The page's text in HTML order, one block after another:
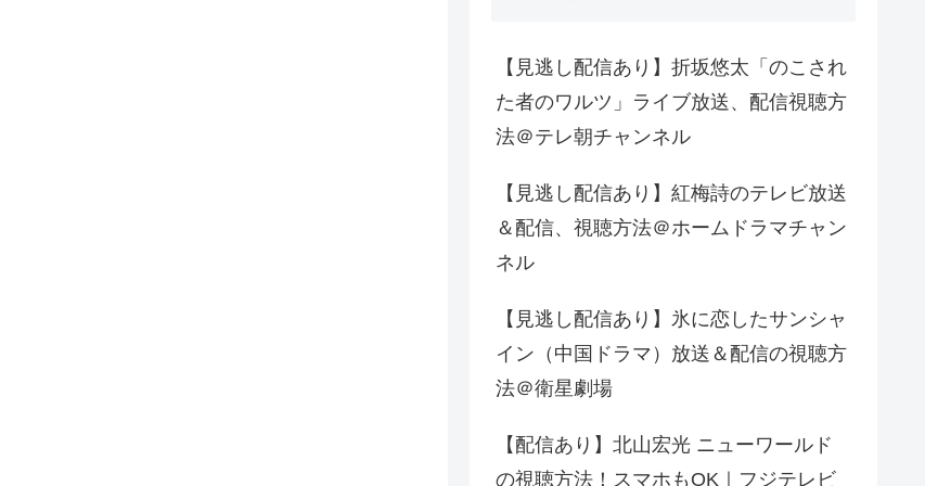
【見逃し配信あり】折坂悠太「のこされ
た者のワルツ」ライブ放送、配信視聴方
法＠テレ朝チャンネル
【見逃し配信あり】紅梅詩のテレビ放送
＆配信、視聴方法＠ホームドラマチャン
ネル
【見逃し配信あり】氷に恋したサンシャ
イン（中国ドラマ）放送＆配信の視聴方
法＠衛星劇場
【配信あり】北山宏光 ニューワールド
の視聴方法！スマホもOK｜フジテレビ